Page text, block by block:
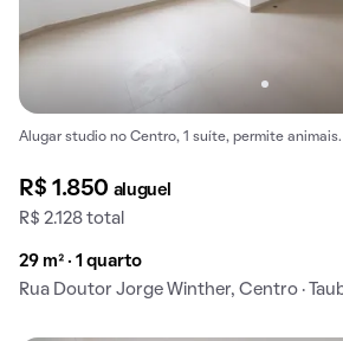
Alugar studio no Centro, 1 suíte, permite animais.
R$ 1.850 aluguel
R$ 2.128 total
29 m² · 1 quarto
Rua Doutor Jorge Winther, Centro ·